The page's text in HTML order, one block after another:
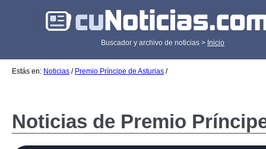
Buscador y archivo de noticias > Inicio
Estás en: Noticias / Premio Príncipe de Asturias /
Noticias de Premio